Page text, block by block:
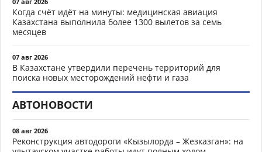
Когда счёт идёт на минуты: медицинская авиация
Казахстана выполнила более 1300 вылетов за семь
месяцев
07 авг 2026
В Казахстане утвердили перечень территорий для
поиска новых месторождений нефти и газа
АВТОНОВОСТИ
08 авг 2026
Реконструкция автодороги «Кызылорда – Жезказган»: на